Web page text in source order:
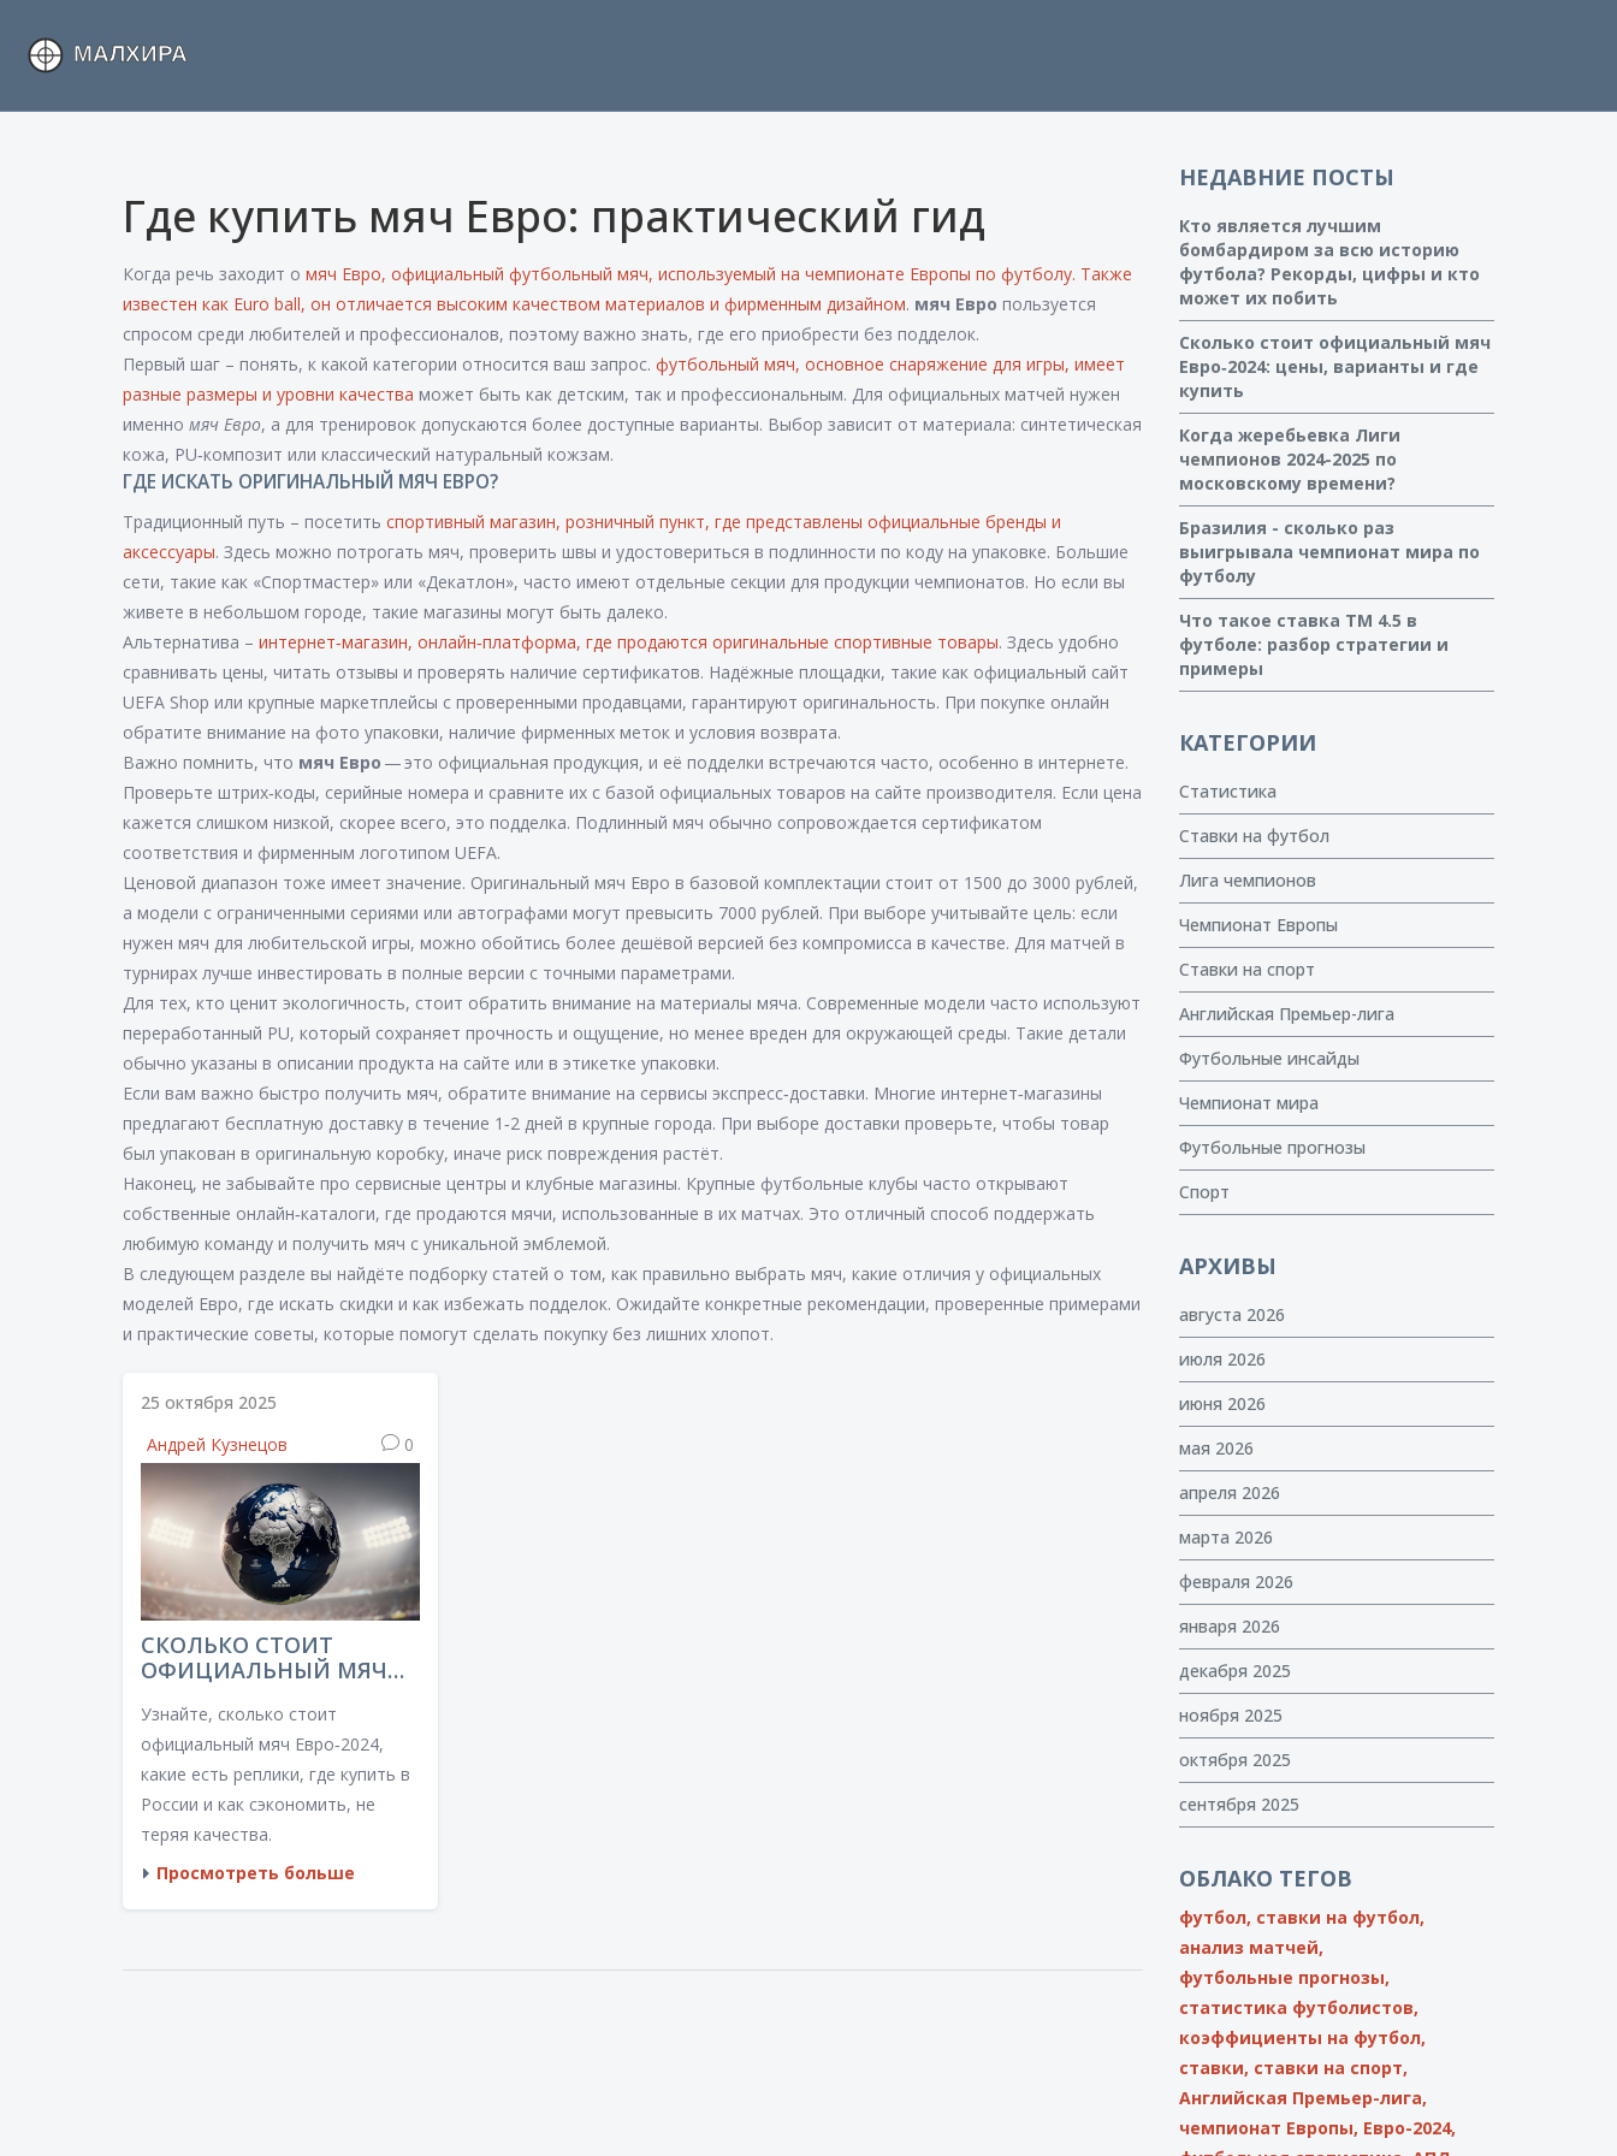
Где купить мяч Евро: практический гид
Когда речь заходит о мяч Евро, официальный футбольный мяч, используемый на чемпионате Европы по футболу. Также
известен как Euro ball, он отличается высоким качеством материалов и фирменным дизайном. мяч Евро пользуется
спросом среди любителей и профессионалов, поэтому важно знать, где его приобрести без подделок.
Первый шаг – понять, к какой категории относится ваш запрос. футбольный мяч, основное снаряжение для игры, имеет
разные размеры и уровни качества может быть как детским, так и профессиональным. Для официальных матчей нужен
именно мяч Евро, а для тренировок допускаются более доступные варианты. Выбор зависит от материала: синтетическая
кожа, PU‑композит или классический натуральный кожзам.
ГДЕ ИСКАТЬ ОРИГИНАЛЬНЫЙ МЯЧ ЕВРО?
Традиционный путь – посетить спортивный магазин, розничный пункт, где представлены официальные бренды и
аксессуары. Здесь можно потрогать мяч, проверить швы и удостовериться в подлинности по коду на упаковке. Большие
сети, такие как «Спортмастер» или «Декатлон», часто имеют отдельные секции для продукции чемпионатов. Но если вы
живете в небольшом городе, такие магазины могут быть далеко.
Альтернатива – интернет‑магазин, онлайн‑платформа, где продаются оригинальные спортивные товары. Здесь удобно
сравнивать цены, читать отзывы и проверять наличие сертификатов. Надёжные площадки, такие как официальный сайт
UEFA Shop или крупные маркетплейсы с проверенными продавцами, гарантируют оригинальность. При покупке онлайн
обратите внимание на фото упаковки, наличие фирменных меток и условия возврата.
Важно помнить, что мяч Евро — это официальная продукция, и её подделки встречаются часто, особенно в интернете.
Проверьте штрих‑коды, серийные номера и сравните их с базой официальных товаров на сайте производителя. Если цена
кажется слишком низкой, скорее всего, это подделка. Подлинный мяч обычно сопровождается сертификатом
соответствия и фирменным логотипом UEFA.
Ценовой диапазон тоже имеет значение. Оригинальный мяч Евро в базовой комплектации стоит от 1500 до 3000 рублей,
а модели с ограниченными сериями или автографами могут превысить 7000 рублей. При выборе учитывайте цель: если
нужен мяч для любительской игры, можно обойтись более дешёвой версией без компромисса в качестве. Для матчей в
турнирах лучше инвестировать в полные версии с точными параметрами.
Для тех, кто ценит экологичность, стоит обратить внимание на материалы мяча. Современные модели часто используют
переработанный PU, который сохраняет прочность и ощущение, но менее вреден для окружающей среды. Такие детали
обычно указаны в описании продукта на сайте или в этикетке упаковки.
Если вам важно быстро получить мяч, обратите внимание на сервисы экспресс‑доставки. Многие интернет‑магазины
предлагают бесплатную доставку в течение 1‑2 дней в крупные города. При выборе доставки проверьте, чтобы товар
был упакован в оригинальную коробку, иначе риск повреждения растёт.
Наконец, не забывайте про сервисные центры и клубные магазины. Крупные футбольные клубы часто открывают
собственные онлайн‑каталоги, где продаются мячи, использованные в их матчах. Это отличный способ поддержать
любимую команду и получить мяч с уникальной эмблемой.
В следующем разделе вы найдёте подборку статей о том, как правильно выбрать мяч, какие отличия у официальных
моделей Евро, где искать скидки и как избежать подделок. Ожидайте конкретные рекомендации, проверенные примерами
и практические советы, которые помогут сделать покупку без лишних хлопот.
25 октября 2025
Андрей Кузнецов
0
СКОЛЬКО СТОИТ
ОФИЦИАЛЬНЫЙ МЯЧ
ВАРИАНТЫ И ГДЕ
КУПИТЬ
Узнайте, сколько стоит
официальный мяч Евро‑2024,
какие есть реплики, где купить в
России и как сэкономить, не
теряя качества.
Просмотреть больше
НЕДАВНИЕ ПОСТЫ
Кто является лучшим
бомбардиром за всю историю
футбола? Рекорды, цифры и кто
может их побить
Сколько стоит официальный мяч
Евро‑2024: цены, варианты и где
купить
Когда жеребьевка Лиги
чемпионов 2024-2025 по
московскому времени?
Бразилия - сколько раз
выигрывала чемпионат мира по
футболу
Что такое ставка ТМ 4.5 в
футболе: разбор стратегии и
примеры
КАТЕГОРИИ
Статистика
Ставки на футбол
Лига чемпионов
Чемпионат Европы
Ставки на спорт
Английская Премьер-лига
Футбольные инсайды
Чемпионат мира
Футбольные прогнозы
Спорт
АРХИВЫ
августа 2026
июля 2026
июня 2026
мая 2026
апреля 2026
марта 2026
февраля 2026
января 2026
декабря 2025
ноября 2025
октября 2025
сентября 2025
ОБЛАКО ТЕГОВ
футбол, ставки на футбол,
анализ матчей,
футбольные прогнозы,
статистика футболистов,
коэффициенты на футбол,
ставки, ставки на спорт,
Английская Премьер-лига,
чемпионат Европы, Евро-2024,